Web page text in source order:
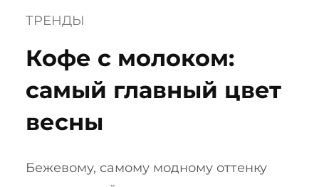
ТРЕНДЫ
Кофе с молоком:
самый главный цвет
весны
Бежевому, самому модному оттенку